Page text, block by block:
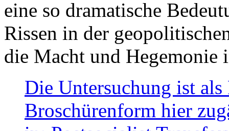
eine so dramatische
Rissen in der
die Macht und Hegemonie
Die Untersuchung ist
Broschürenform hier